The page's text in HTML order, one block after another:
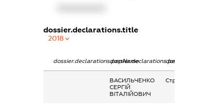
dossier.declarations.title
2018
dossier.declarations.pepNamedossier.declarations.personName
ВАСИЛЬЧЕНКО
СЕРГІЙ
ВІТАЛІЙОВИЧ
Страхові виплати